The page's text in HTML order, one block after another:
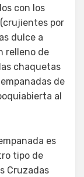
con los
por
dulce a
relleno de
chaquetas
de
al
es
tipo de
Cruzadas